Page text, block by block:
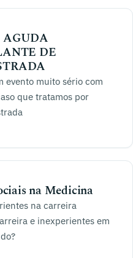
AGUDA
DE
evento muito sério com
que tratamos por
na Medicina
na carreira
e inexperientes em